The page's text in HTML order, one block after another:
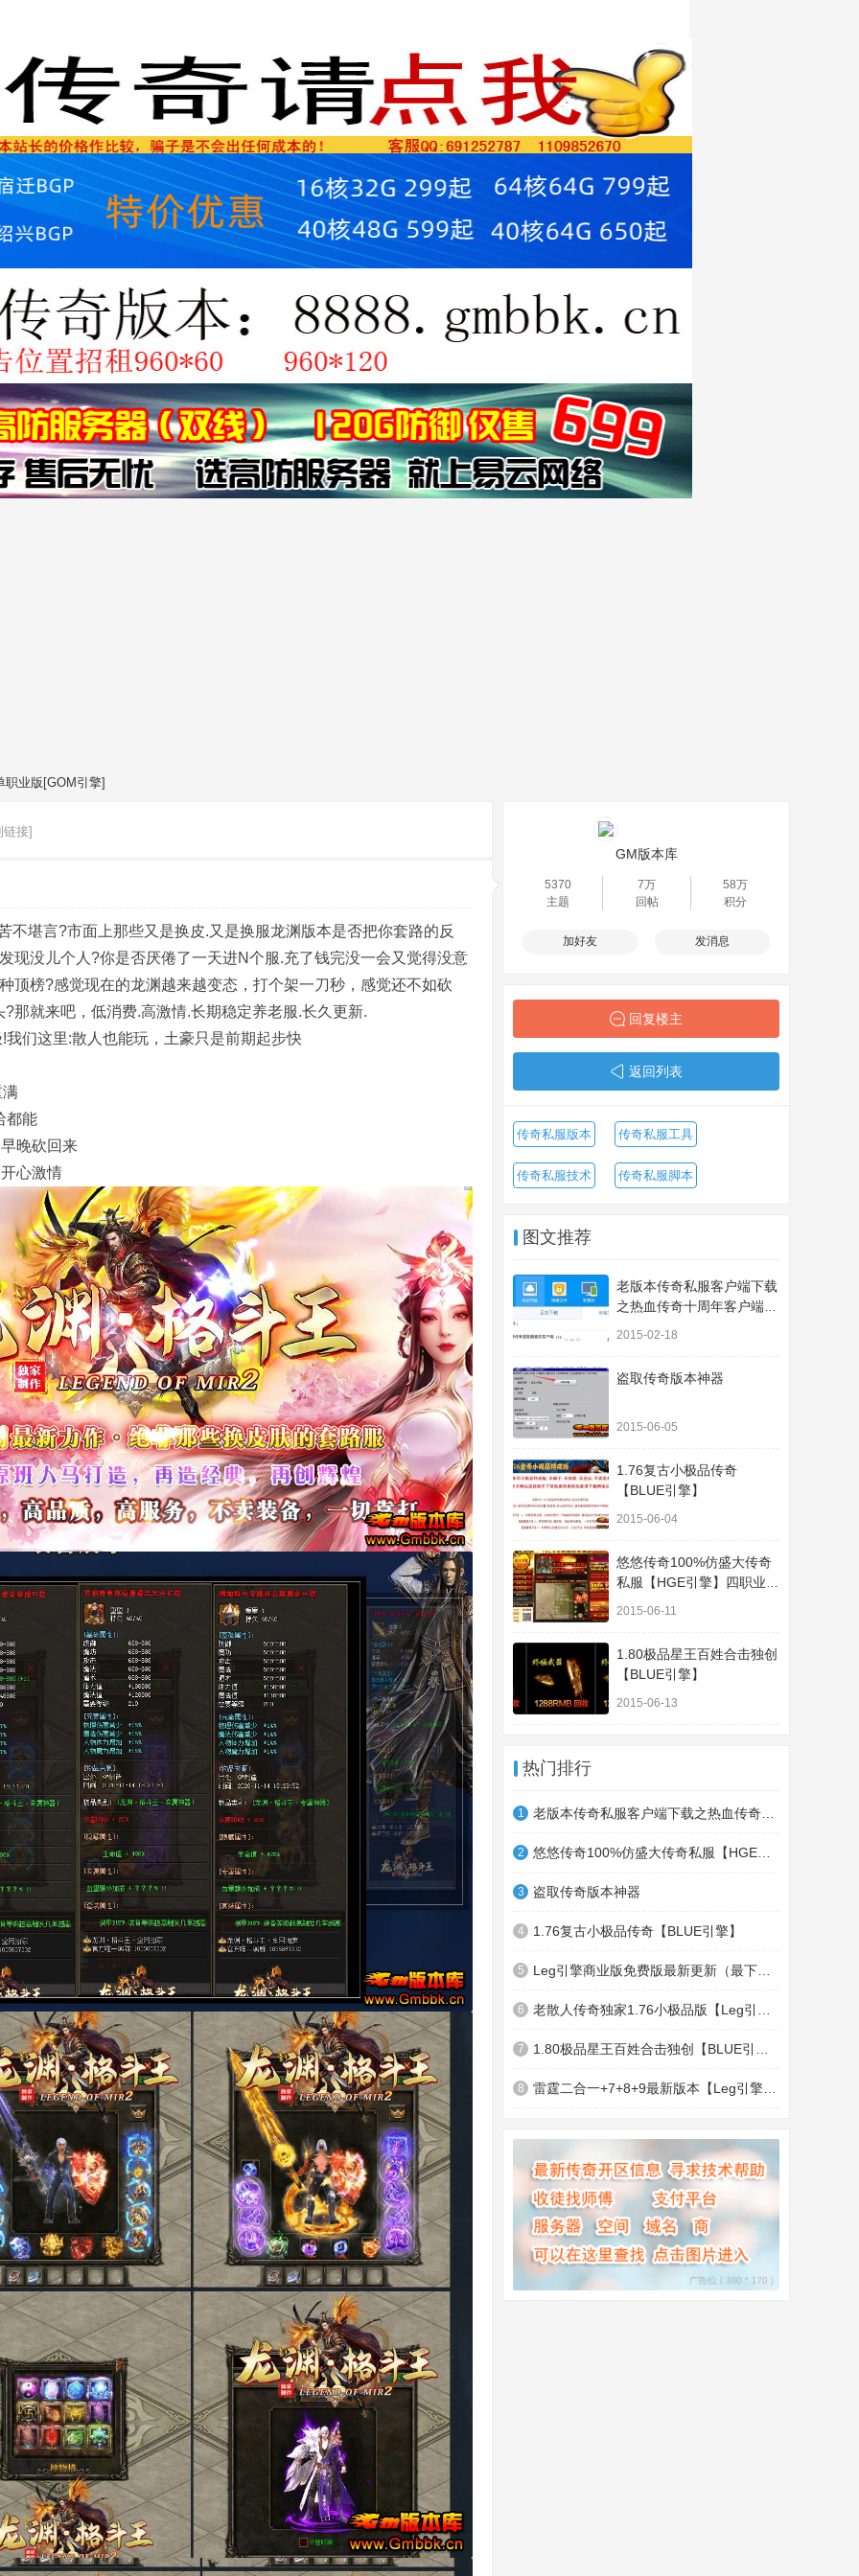
职业版[GOM引擎]
链接]
堪言?市面上那些又是换皮.又是换服龙渊版本是否把你套路的反
现没儿个人?你是否厌倦了一天进N个服.充了钱完没一会又觉得没意
顶榜?感觉现在的龙渊越来越变态，打个架一刀秒，感觉还不如砍
那就来吧，低消费.高激情.长期稳定养老服.长久更新.
们这里:散人也能玩，土豪只是前期起步快
满
都能
晚砍回来
心激情
GM版本库
5370
主题
7万
回帖
58万
积分
加好友 发消息
回复楼主
返回列表
传奇私服版本 传奇私服工具
传奇私服技术 传奇私服脚本
图文推荐
老版本传奇私服客户端下载
之热血传奇十周年客户端下
2015-02-18
盗取传奇版本神器
2015-06-05
1.76复古小极品传奇
【BLUE引擎】
2015-06-04
悠悠传奇100%仿盛大传奇
私服【HGE引擎】四职业疯
2015-06-11
1.80极品星王百姓合击独创
【BLUE引擎】
2015-06-13
热门排行
1
2
3 盗取传奇版本神器
4 1.76复古小极品传奇【BLUE引擎】
5
6
7
8